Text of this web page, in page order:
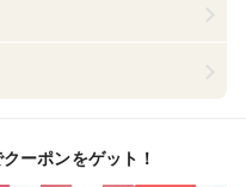
ーポンをゲット！